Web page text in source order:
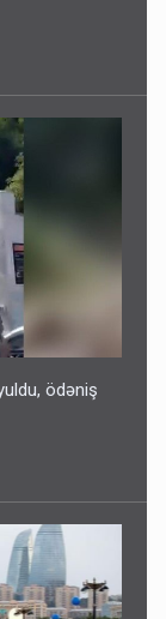
ödəniş